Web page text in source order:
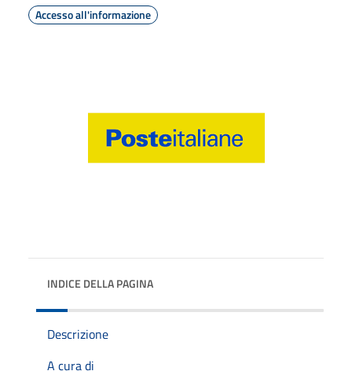
Accesso all'informazione
INDICE DELLA PAGINA
Descrizione
A cura di